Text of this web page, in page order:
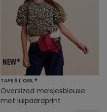
TAPE À L'OEIL ®
Oversized meisjesblouse
met luipaardprint